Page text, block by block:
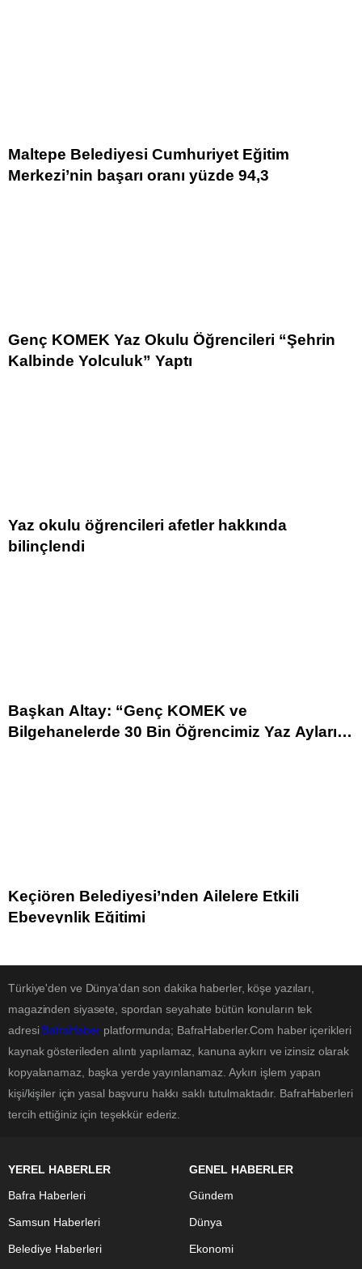
Maltepe Belediyesi Cumhuriyet Eğitim
Merkezi’nin başarı oranı yüzde 94,3
Genç KOMEK Yaz Okulu Öğrencileri “Şehrin
Kalbinde Yolculuk” Yaptı
Yaz okulu öğrencileri afetler hakkında
bilinçlendi
Başkan Altay: “Genç KOMEK ve
Bilgehanelerde 30 Bin Öğrencimiz Yaz Aylarını
Keçiören Belediyesi’nden Ailelere Etkili
Ebeveynlik Eğitimi
Türkiye'den ve Dünya’dan son dakika haberler, köşe yazıları,
magazinden siyasete, spordan seyahate bütün konuların tek
adresi BafraHaber platformunda; BafraHaberler.Com haber içerikleri
kaynak gösterileden alıntı yapılamaz, kanuna aykırı ve izinsiz olarak
kopyalanamaz, başka yerde yayınlanamaz. Aykırı işlem yapan
kişi/kişiler için yasal başvuru hakkı saklı tutulmaktadır. BafraHaberleri
tercih ettiğiniz için teşekkür ederiz.
YEREL HABERLER
Bafra Haberleri
Samsun Haberleri
Belediye Haberleri
GENEL HABERLER
Gündem
Dünya
Ekonomi